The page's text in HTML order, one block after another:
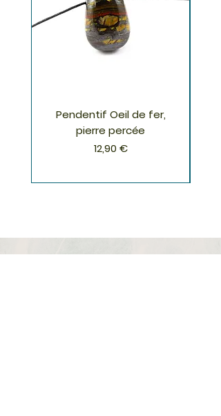
Pendentif Oeil de fer,
pierre percée
Prix
12,90 €
S'inscrire à la Newsletter